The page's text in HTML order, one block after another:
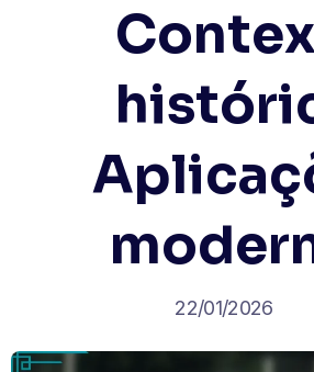
22/01/2026